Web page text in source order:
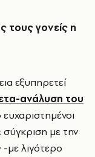
τους γονείς η
εξυπηρετεί
ανάλυση του
ευχαριστημένοι
σύγκριση με την
-με λιγότερο